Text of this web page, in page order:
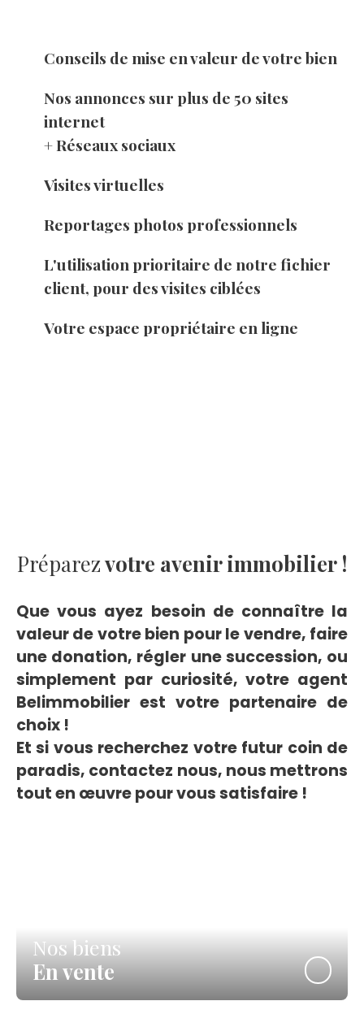
Conseils de mise en valeur de votre bien
Nos annonces sur plus de 50 sites
internet
+ Réseaux sociaux
Visites virtuelles
Reportages photos professionnels
L'utilisation prioritaire de notre fichier
client, pour desvisites ciblées
Votre espace propriétaire en ligne
Préparezvotre avenir immobilier !
Que vous ayez besoin de connaître la
valeur de votre bien pour le vendre, faire
une donation, régler une succession, ou
simplement par curiosité, votre agent
Belimmobilier est votre partenaire de
choix !
Et si vous recherchez votre futur coin de
paradis, contactez nous, nous mettrons
tout en œuvre pour vous satisfaire !
Nos biens
En vente